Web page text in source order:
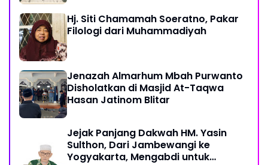
Hj. Siti Chamamah Soeratno, Pakar
Filologi dari Muhammadiyah
Jenazah Almarhum Mbah Purwanto
Disholatkan di Masjid At-Taqwa
Hasan Jatinom Blitar
Jejak Panjang Dakwah HM. Yasin
Sulthon, Dari Jambewangi ke
Yogyakarta, Mengabdi untuk